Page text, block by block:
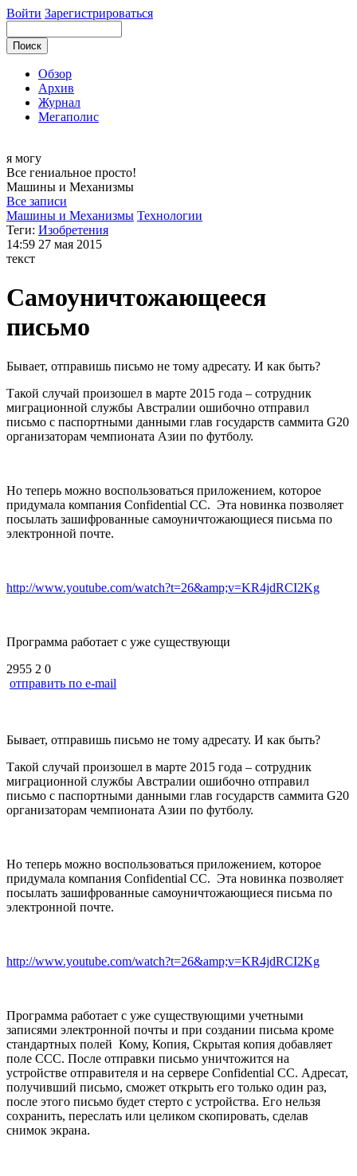
Войти Зарегистрироваться
Обзор
Архив
Журнал
Мегаполис
я могу
Все гениальное просто!
Машины и Механизмы
Все записи
Машины и Механизмы Технологии
Теги: Изобретения
14:59 27 мая 2015
текст
Самоуничтожающееся
письмо
Бывает, отправишь письмо не тому адресату. И как быть?
Такой случай произошел в марте 2015 года – сотрудник
миграционной службы Австралии ошибочно отправил
письмо с паспортными данными глав государств саммита G20
организаторам чемпионата Азии по футболу.
Но теперь можно воспользоваться приложением, которое
придумала компания Confidential CC. Эта новинка позволяет
посылать зашифрованные самоуничтожающиеся письма по
электронной почте.
http://www.youtube.com/watch?t=26&amp;v=KR4jdRCI2Kg
Программа работает с уже существующи
2955 2 0
отправить по e-mail
Бывает, отправишь письмо не тому адресату. И как быть?
Такой случай произошел в марте 2015 года – сотрудник
миграционной службы Австралии ошибочно отправил
письмо с паспортными данными глав государств саммита G20
организаторам чемпионата Азии по футболу.
Но теперь можно воспользоваться приложением, которое
придумала компания Confidential CC. Эта новинка позволяет
посылать зашифрованные самоуничтожающиеся письма по
электронной почте.
http://www.youtube.com/watch?t=26&amp;v=KR4jdRCI2Kg
Программа работает с уже существующими учетными
записями электронной почты и при создании письма кроме
стандартных полей Кому, Копия, Скрытая копия добавляет
поле CCC. После отправки письмо уничтожится на
устройстве отправителя и на сервере Confidential CC. Адресат,
получивший письмо, сможет открыть его только один раз,
после этого письмо будет стерто с устройства. Его нельзя
сохранить, переслать или целиком скопировать, сделав
снимок экрана.